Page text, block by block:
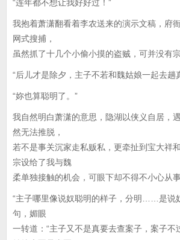
“连年都不想让我好好过！”
我抱着萧潇翻看着李农送来的演示文稿，府
网式搜捕，
虽然抓了十几个小偷小摸的盗贼，可并没有
“后儿才是除夕，主子不若和魏姑娘一起去趟
“妳也算聪明了。”
我自然明白萧潇的意思，隐湖以侠义自居，
然无法推脱，
若不是事关沉家走私贩私，更牵扯到宝大祥
宗设给了我与魏
柔单独接触的机会，可眼下却不得不小心从事
“主子哪里像说奴聪明的样子，分明……是说
句，媚眼
一转道：“主子又不是真要去查案子，案子不